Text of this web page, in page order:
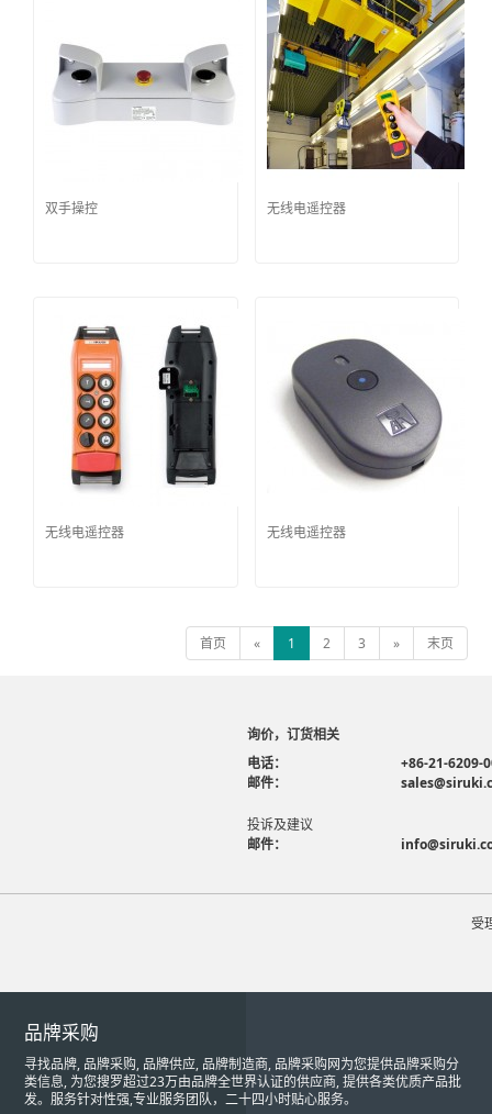
双手操控 无线电遥控器
无线电遥控器 无线电遥控器
首页 « 1 2 3 » 末页
询价，订货相关
电话：
+86-21-6209-
邮件：
投诉及建议
邮件：
受
品牌采购
寻找品牌, 品牌采购, 品牌供应, 品牌制造商, 品牌采购网为您提供品牌采购分
类信息, 为您搜罗超过23万由品牌全世界认证的供应商, 提供各类优质产品批
发。服务针对性强,专业服务团队，二十四小时贴心服务。